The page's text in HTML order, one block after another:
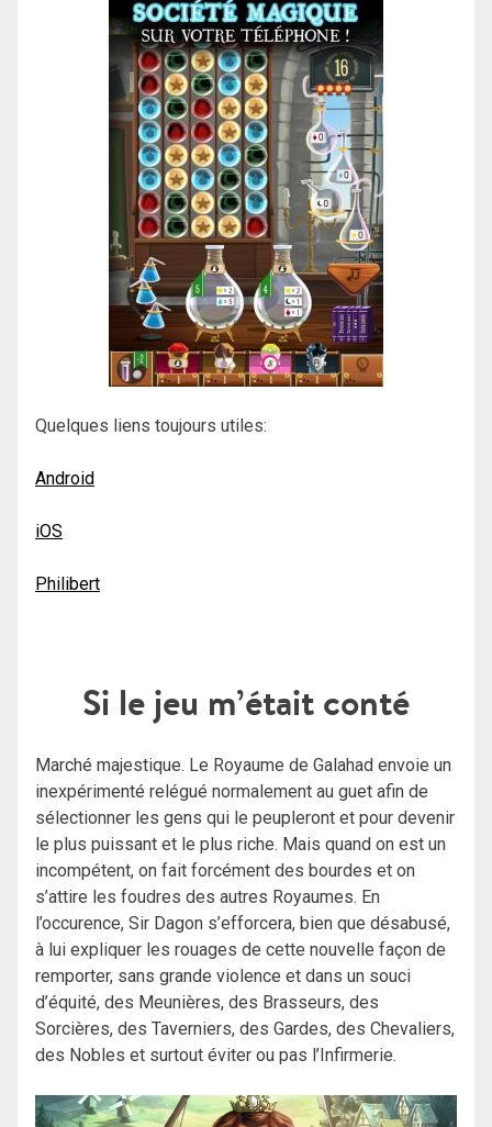
Quelques liens toujours utiles:
Android
iOS
Philibert
Si le jeu m’était conté
Marché majestique. Le Royaume de Galahad envoie un
inexpérimenté relégué normalement au guet afin de
sélectionner les gens qui le peupleront et pour devenir
le plus puissant et le plus riche. Mais quand on est un
incompétent, on fait forcément des bourdes et on
s’attire les foudres des autres Royaumes. En
l’occurence, Sir Dagon s’efforcera, bien que désabusé,
à lui expliquer les rouages de cette nouvelle façon de
remporter, sans grande violence et dans un souci
d’équité, des Meunières, des Brasseurs, des
Sorcières, des Taverniers, des Gardes, des Chevaliers,
des Nobles et surtout éviter ou pas l’Infirmerie.